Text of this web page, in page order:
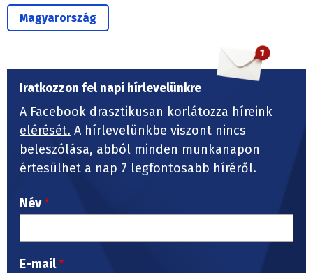
Magyarország
Iratkozzon fel napi hírlevelünkre
A Facebook drasztikusan korlátozza híreink
elérését. A hírlevelünkbe viszont nincs
beleszólása, abból minden munkanapon
értesülhet a nap 7 legfontosabb híréről.
Név
E-mail